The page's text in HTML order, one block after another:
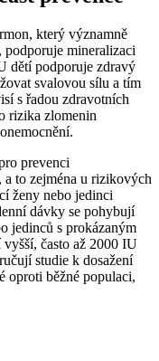
který významně
mineralizaci
dětí podporuje zdravý
svalovou sílu a tím
s řadou zdravotních
rizika zlomenin
prevenci
to zejména u rizikových
ženy nebo jedinci
dávky se pohybují
jedinců s prokázaným
často až 2000 IU
studie k dosažení
oproti běžné populaci,